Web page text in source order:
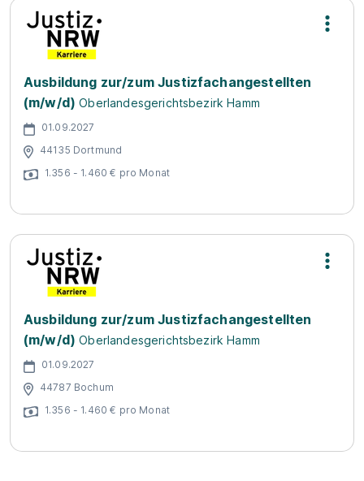
Ausbildung zur/zum Justizfachangestellten
(m/w/d) Oberlandesgerichtsbezirk Hamm
01.09.2027
44135 Dortmund
1.356 - 1.460 € pro Monat
Ausbildung zur/zum Justizfachangestellten
(m/w/d) Oberlandesgerichtsbezirk Hamm
01.09.2027
44787 Bochum
1.356 - 1.460 € pro Monat